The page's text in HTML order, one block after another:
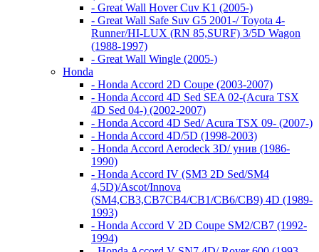
- Great Wall Hover Cuv K1 (2005-)
- Great Wall Safe Suv G5 2001-/ Toyota 4-
Runner/HI-LUX (RN 85,SURF) 3/5D Wagon
(1988-1997)
- Great Wall Wingle (2005-)
Honda
- Honda Accord 2D Coupe (2003-2007)
- Honda Accord 4D Sed SEA 02-(Acura TSX
4D Sed 04-) (2002-2007)
- Honda Accord 4D Sed/ Acura TSX 09- (2007-)
- Honda Accord 4D/5D (1998-2003)
- Honda Accord Aerodeck 3D/ унив (1986-
1990)
- Honda Accord IV (SM3 2D Sed/SM4
4,5D)/Ascot/Innova
(SM4,CB3,CB7CB4/CB1/CB6/CB9) 4D (1989-
1993)
- Honda Accord V 2D Coupe SM2/CB7 (1992-
1994)